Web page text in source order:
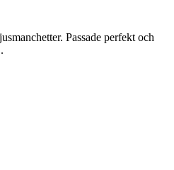
Passade perfekt och